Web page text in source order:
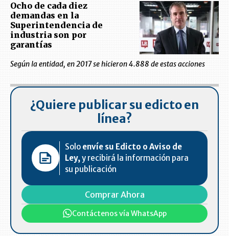
Ocho de cada diez
demandas en la
Superintendencia de
industria son por
garantías
Según la entidad, en 2017 se hicieron 4.888 de estas acciones
¿Quiere publicar su edicto en
línea?
Solo envíe su Edicto o Aviso de
Ley, y recibirá la información para
su publicación
Comprar Ahora
Contáctenos vía WhatsApp